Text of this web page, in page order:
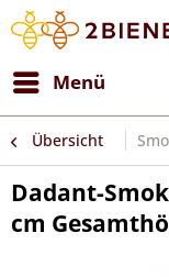
Menü
Übersicht
Dadant-
cm